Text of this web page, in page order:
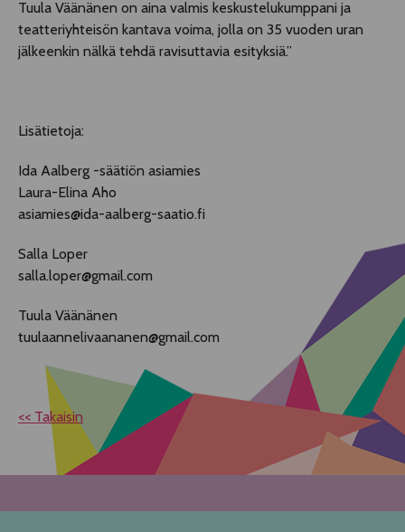
Tuula Väänänen on aina valmis keskustelukumppani ja
teatteriyhteisön kantava voima, jolla on 35 vuoden uran
jälkeenkin nälkä tehdä ravisuttavia esityksiä.”
Lisätietoja:
Ida Aalberg -säätiön asiamies
Laura-Elina Aho
asiamies@ida-aalberg-saatio.fi
Salla Loper
salla.loper@gmail.com
Tuula Väänänen
tuulaannelivaananen@gmail.com
<< Takaisin